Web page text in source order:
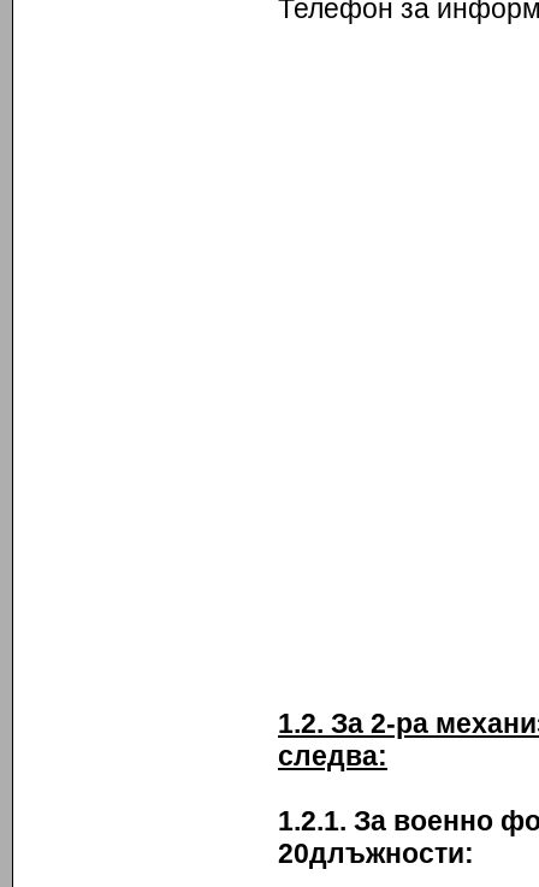
Телефон за
1.2. За 2-ра
следва:
1.2.1. За военно
20длъжности: